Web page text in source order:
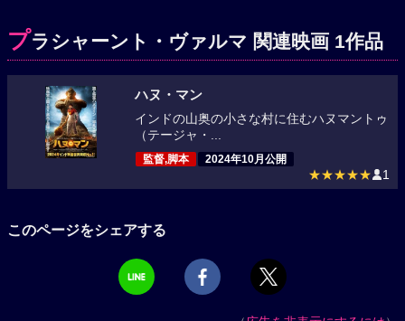
プラシャーント・ヴァルマ 関連映画 1作品
ハヌ・マン
インドの山奥の小さな村に住むハヌマントゥ
（テージャ・...
監督,脚本 2024年10月公開
★★★★★ 1
このページをシェアする